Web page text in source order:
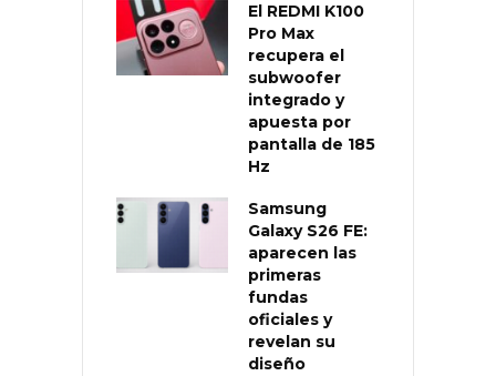
El REDMI K100
Pro Max
recupera el
subwoofer
integrado y
apuesta por
pantalla de 185
Hz
Samsung
Galaxy S26 FE:
aparecen las
primeras
fundas
oficiales y
revelan su
diseño